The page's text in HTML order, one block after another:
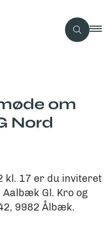
om
Nord
kl. 17 er du inviteret
Gl. Kro og
9982 Ålbæk.